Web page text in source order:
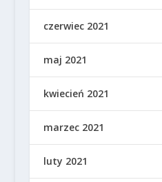
czerwiec 2021
maj 2021
kwiecień 2021
marzec 2021
luty 2021